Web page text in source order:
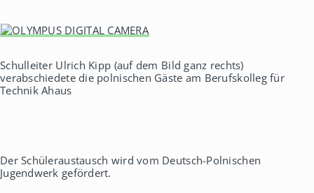
Schulleiter Ulrich Kipp (auf dem Bild ganz rechts)
verabschiedete die polnischen Gäste am Berufskolleg für
Technik Ahaus
Der Schüleraustausch wird vom Deutsch-Polnischen
Jugendwerk gefördert.